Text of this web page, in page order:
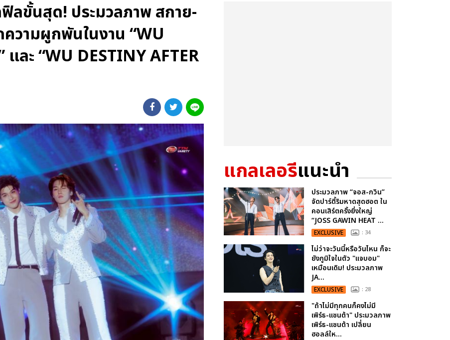
ลขั้นสุด! ประมวลภาพ สกาย-
วามผูกพันในงาน “WU
และ “WU DESTINY AFTER
แกลเลอรีแนะนำ
ประมวลภาพ “จอส-กวิน”
จัดปาร์ตี้ริมหาดสุดฮอต ใน
คอนเสิร์ตครั้งยิ่งใหญ่
“JOSS GAWIN HEAT ...
EXCLUSIVE : 34
ไม่ว่าจะวันนี้หรือวันไหน ก็จะ
ยังภูมิใจในตัว "แจบอม"
เหมือนเดิม! ประมวลภาพ
JA...
EXCLUSIVE : 28
"ถ้าไม่มีทุกคนก็คงไม่มี
เพิร์ธ-แซนต้า" ประมวลภาพ
เพิร์ธ-แซนต้า เปลี่ยน
ฮอลล์ให...